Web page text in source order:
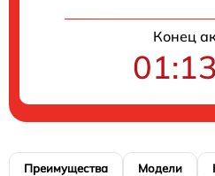
Конец
Преимущества Модели